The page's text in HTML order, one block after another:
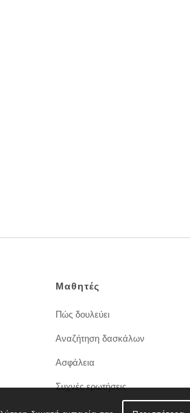
Μαθητές
Πώς δουλεύει
Αναζήτηση δασκάλων
Ασφάλεια
Συχνές ερωτήσεις